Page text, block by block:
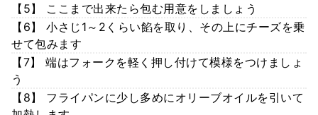
【5】 ここまで出来たら包む用意をしましょう
【6】 小さじ1～2くらい餡を取り、その上にチーズを乗
せて包みます
【7】 端はフォークを軽く押し付けて模様をつけましょ
う
【8】 フライパンに少し多めにオリーブオイルを引いて